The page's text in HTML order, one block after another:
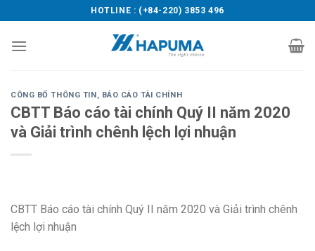
to
content
HOTLINE : (+84-220) 3853 496
CÔNG BỐ THÔNG TIN, BÁO CÁO TÀI CHÍNH
CBTT Báo cáo tài chính Quý II năm 2020
và Giải trình chênh lệch lợi nhuận
CBTT Báo cáo tài chính Quý II năm 2020 và Giải trình chênh
lệch lợi nhuận